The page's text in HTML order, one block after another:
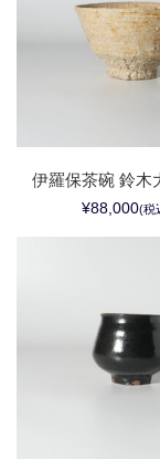
伊羅保茶碗 鈴木
¥88,000(税